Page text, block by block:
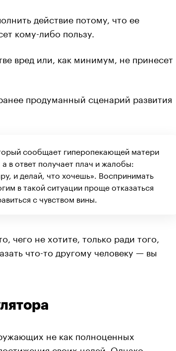
действие потому, что ее
кому-либо пользу.
вред или, как минимум, не принесет
продуманный сценарий развития
сообщает гиперопекающей матери
в ответ получает плач и жалобы:
и делай, что хочешь». Воспринимать
в такой ситуации проще отказаться
с чувством вины.
чего не хотите, только ради того,
что-то другому человеку — вы
не как полноценных